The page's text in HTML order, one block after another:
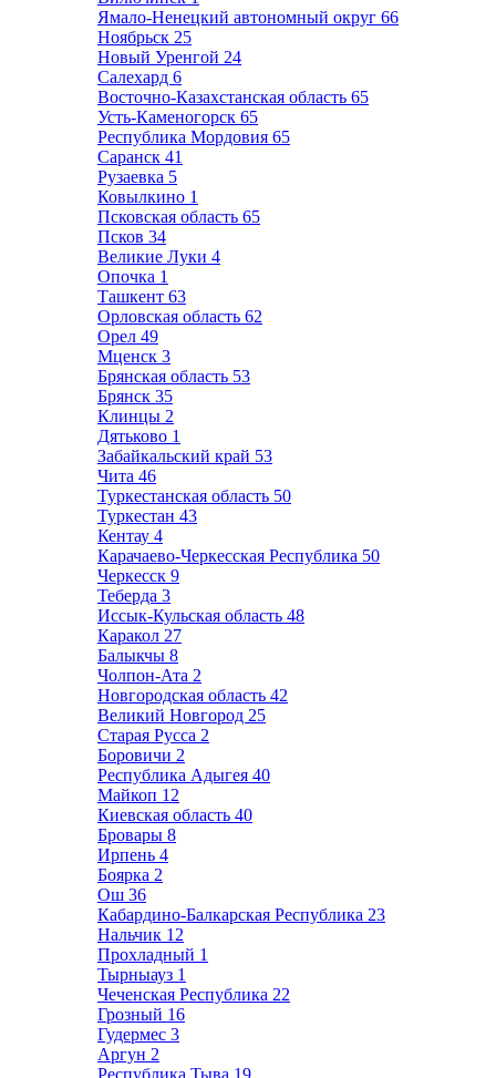
Ямало-Ненецкий автономный округ 66
Ноябрьск 25
Новый Уренгой 24
Салехард 6
Восточно-Казахстанская область 65
Усть-Каменогорск 65
Республика Мордовия 65
Саранск 41
Рузаевка 5
Ковылкино 1
Псковская область 65
Псков 34
Великие Луки 4
Опочка 1
Ташкент 63
Орловская область 62
Орел 49
Мценск 3
Брянская область 53
Брянск 35
Клинцы 2
Дятьково 1
Забайкальский край 53
Чита 46
Туркестанская область 50
Туркестан 43
Кентау 4
Карачаево-Черкесская Республика 50
Черкесск 9
Теберда 3
Иссык-Кульская область 48
Каракол 27
Балыкчы 8
Чолпон-Ата 2
Новгородская область 42
Великий Новгород 25
Старая Русса 2
Боровичи 2
Республика Адыгея 40
Майкоп 12
Киевская область 40
Бровары 8
Ирпень 4
Боярка 2
Ош 36
Кабардино-Балкарская Республика 23
Нальчик 12
Прохладный 1
Тырныауз 1
Чеченская Республика 22
Грозный 16
Гудермес 3
Аргун 2
Республика Тыва 19